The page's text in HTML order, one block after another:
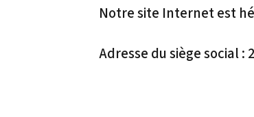
Notre site Internet est
Adresse du siège social :